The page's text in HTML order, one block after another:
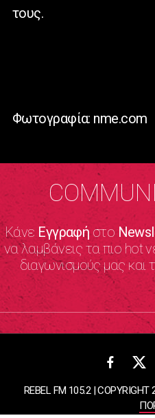
τους.
Φωτογραφία: nme.com
Κάνε Εγγραφήστο
να λαμβάνεις τα πιο hot
διαγωνισμούς μας και
REBEL FM 105.2 | COPYRIGHT